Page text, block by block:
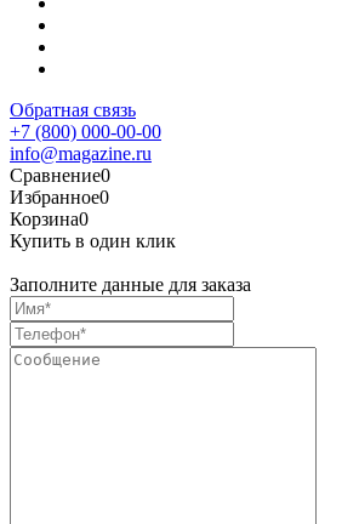
Обратная связь
+7 (800) 000-00-00
info@magazine.ru
Сравнение0
Избранное0
Корзина0
Купить в один клик
Заполните данные для заказа